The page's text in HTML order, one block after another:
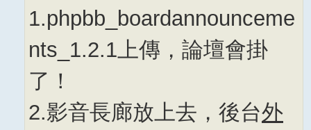
1.phpbb_boardannounceme
nts_1.2.1上傳，論壇會掛
了！
2.影音長廊放上去，後台外